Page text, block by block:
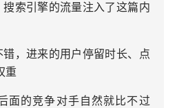
索引擎的流量注入了这篇内
，进来的用户停留时长、点
重
面的竞争对手自然就比不过